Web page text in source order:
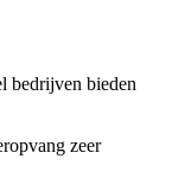
bedrijven bieden
zeer